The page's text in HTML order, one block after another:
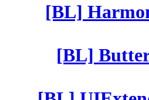
[BL]
[BL]